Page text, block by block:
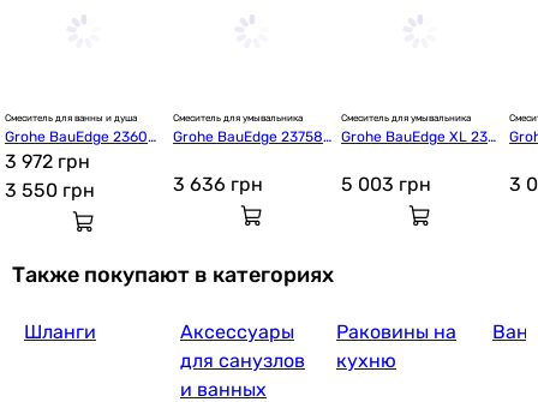
Grohe
9 599грн
12 420грн
Смеситель для ванны и душа
Grohe BauEdge 23605
000
3 972 грн
3 550 грн
Смеситель для умывальника
Grohe BauEdge 23758
3 636 грн
Смеситель для умывальника
Grohe BauEdge XL 237
5 003 грн 3
Также покупают в категориях
Шланги
Аксессуары
для санузлов
и ванных
Раковины на
кухню